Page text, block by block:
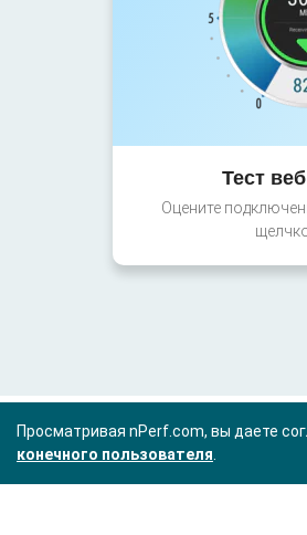
Тест
Оцените
Просматривая nPerf.com, вы даете
конечного пользователя